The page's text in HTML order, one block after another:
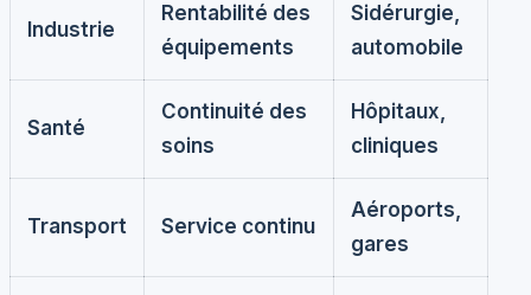
Industrie
Rentabilité des
équipements
Sidérurgie,
automobile
Santé
Continuité des
soins
Hôpitaux,
cliniques
Transport Service continu
Aéroports,
gares